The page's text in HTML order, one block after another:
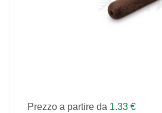
Prezzo a partire da 1.33 €